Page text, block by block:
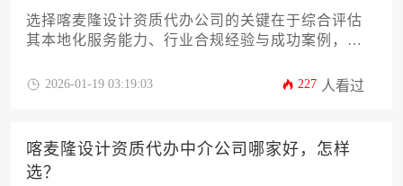
选择喀麦隆设计资质代办公司的关键在于综合评估
其本地化服务能力、行业合规经验与成功案例，需
系统性筛选。
2026-01-19 03:19:03 227 人看过
喀麦隆设计资质代办中介公司哪家好，怎样
选？